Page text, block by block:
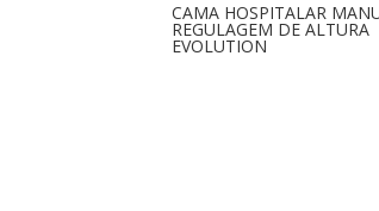
CAMA HOSPITALAR
REGULAGEM DE ALTURA
EVOLUTION